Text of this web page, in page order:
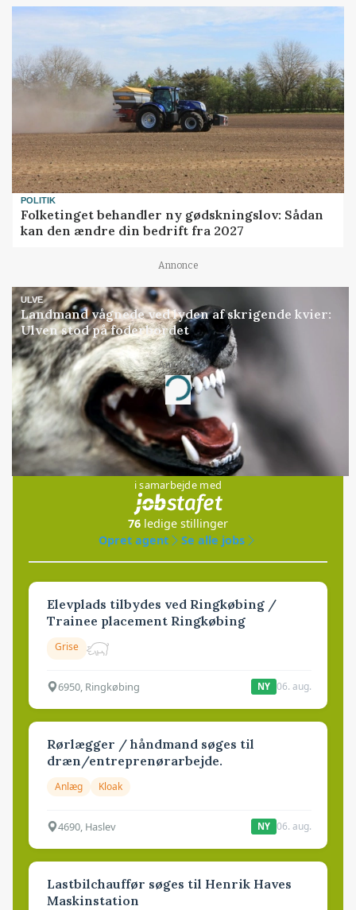
POLITIK
Folketinget behandler ny gødskningslov: Sådan
kan den ændre din bedrift fra 2027
Annonce
ULVE
Landmand vågnede ved lyden af skrigende kvier:
Ulven stod på foderbordet
Annonce
Loading...
Jobs
i samarbejde med
76 ledige stillinger
Opret agent
Se alle jobs
Elevplads tilbydes ved Ringkøbing /
Trainee placement Ringkøbing
Grise
6950, Ringkøbing NY 06. aug.
Rørlægger / håndmand søges til
dræn/entreprenørarbejde.
Anlæg Kloak
4690, Haslev NY 06. aug.
Lastbilchauffør søges til Henrik Haves
Maskinstation